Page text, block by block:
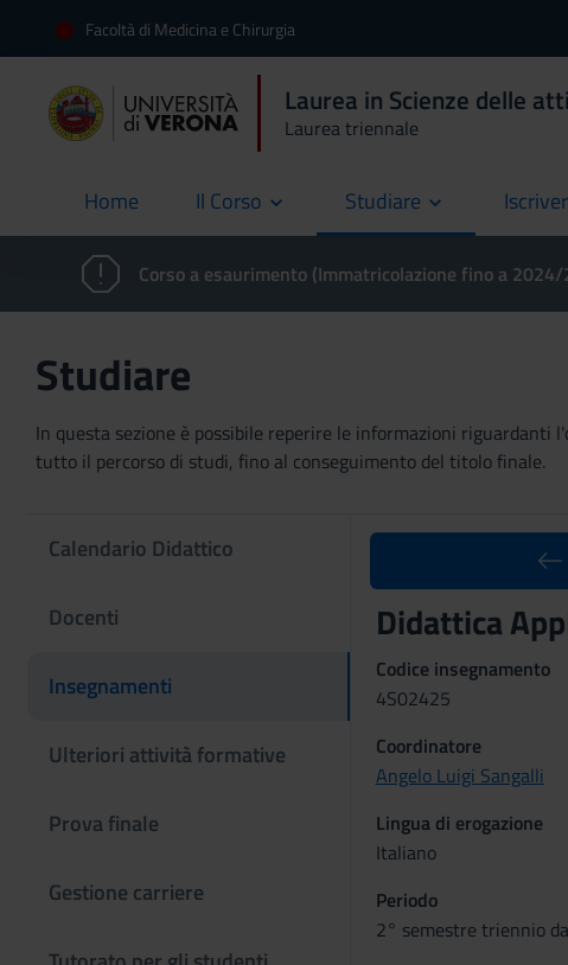
Facoltà di Medicina e Chirurgia
Laurea in Scienze delle
Laurea triennale
Home
current Il Corso Studiare
Corso a esaurimento (Immatricolazione fino a
Studiare
In questa sezione è possibile reperire le informazioni
tutto il percorso di studi, fino al conseguimento del titolo finale.
Calendario Didattico
Docenti
Insegnamenti
Ulteriori attività formative
Prova finale
Gestione carriere
Didattica
Codice insegnamento
4S02425
Coordinatore
Angelo Luigi Sangalli
Lingua di erogazione
Italiano
Periodo
2° semestre triennio